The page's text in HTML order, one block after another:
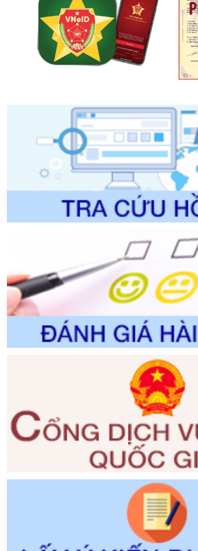
Số kí hiệu:2304/QĐ-UBND
Tên: Quyết định công bố Danh mục
được sửa đổi, bổ sung và phê duyệt
trình điện tử giải quyết thủ tục hành
lịch thuộc phạm vi chức năng quản lý
Số kí hiệu:2310/QĐ-UBND
Tên: Về việc công bố Danh mục thủ
đổi, bổ sung và phê duyệt Quy trình
trong giải quyết thủtục hành chính lĩnh
thuộc phạm vi giải quyết của Sở Nông
trường
Ngày ban hành: 01/06/2026
Số kí hiệu:2300/QĐ-UBND
Tên: V/v công bố danh mục thủ tục
đổi, bổ sung và phê duyệt quy trình nội
giải quyết thủ tục hành chính trong lĩnh
phạm vi chức năng quản lý của Sở Tư
Ngày ban hành: 01/06/2026
Số kí hiệu:351/2025/NĐ-CP
Tên: Nghị định số 351/2025/NĐ-CP
định chuẩn nghèo đa chiều quốc gia
Ngày ban hành: 29/12/2026
3014/QĐ-UBND
Tên: Quyết định về việc công bố danh
chính ban hành mới, sửa đổi bổ sung
đầu tư, lĩnh vực đấu thầu lựa chọn nhà
quyền giải quyết của Sở Tài chính và
tế Đông Nam Nghệ An
Ngày ban hành: 23/09/2026
292/2026/NĐ-CP
Tên: Nghị định số 292/2026/NĐ-CP
định chi tiết một số điều và biện pháp
dẫn thi hành Luật Quản lý ngoại thương
Ngày ban hành: 21/07/2026